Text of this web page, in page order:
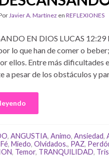
Javier A. Martínez en REFLEXIONES
EN DIOS LUCAS 12:29
lo que han de comer o
ellos. Entre más dificultades
a pesar de los obstáculos y
, ANGUSTIA, Animo, Ansiedad,
Fé, Miedo, Olvidados., PAZ,
, Temor, TRANQUILIDAD,